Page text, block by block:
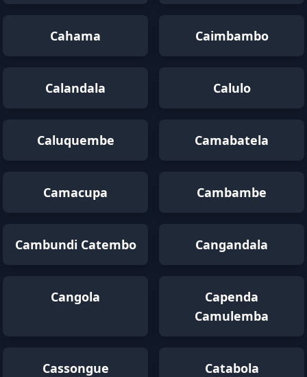
Cahama Caimbambo
Calandala Calulo
Caluquembe Camabatela
Camacupa Cambambe
Cambundi Catembo Cangandala
Cangola
Capenda
Camulemba
Cassongue Catabola